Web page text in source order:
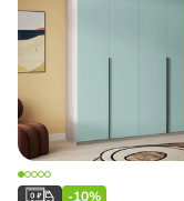
-10%